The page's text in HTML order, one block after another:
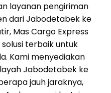
layanan pengiriman
dari Jabodetabek ke
Mas Cargo Express
terbaik untuk
Kami menyediakan
Jabodetabek ke
jauh jaraknya,